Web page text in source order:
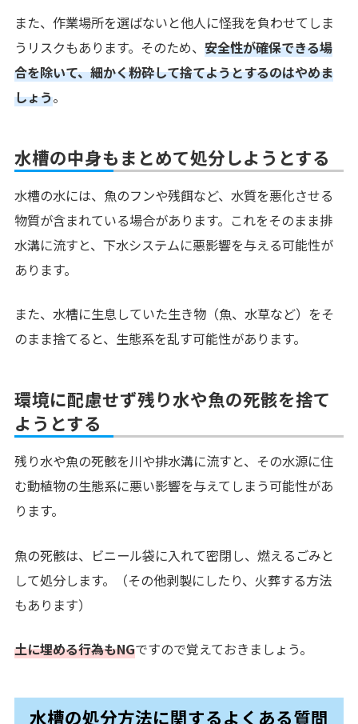
また、作業場所を選ばないと他人に怪我を負わせてしま
うリスクもあります。そのため、 安全性が確保できる場
合を除いて、細かく粉砕して捨てようとするのはやめま
しょう。
水槽の中身もまとめて処分しようとする
水槽の水には、魚のフンや残餌など、水質を悪化させる
物質が含まれている場合があります。これをそのまま排
水溝に流すと、下水システムに悪影響を与える可能性が
あります。
また、水槽に生息していた生き物（魚、水草など）をそ
のまま捨てると、生態系を乱す可能性があります。
環境に配慮せず残り水や魚の死骸を捨て
ようとする
残り水や魚の死骸を川や排水溝に流すと、その水源に住
む動植物の生態系に悪い影響を与えてしまう可能性があ
ります。
魚の死骸は、ビニール袋に入れて密閉し、燃えるごみと
して処分します。（その他剥製にしたり、火葬する方法
もあります）
土に埋める行為もNGですので覚えておきましょう。
水槽の処分方法に関するよくある質問